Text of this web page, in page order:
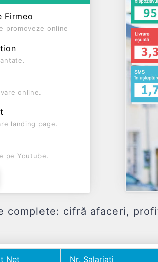
Firmeo
promoveze online
online.
landing page.
pe Youtube.
complete: cifră afaceri,
Net Nr. Salariați